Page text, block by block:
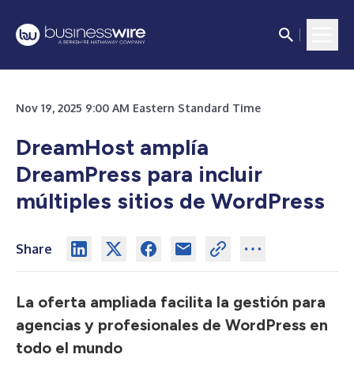
Nov 19, 2025 9:00 AM Eastern Standard Time
DreamHost amplía
DreamPress para incluir
múltiples sitios de WordPress
Share
La oferta ampliada facilita la gestión para
agencias y profesionales de WordPress en
todo el mundo